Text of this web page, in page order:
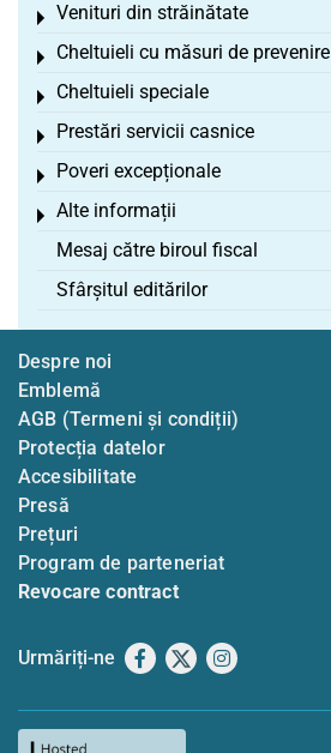
Venituri din străinătate
Toggle menu
Cheltuieli cu măsuri de prevenire
Toggle menu
Cheltuieli speciale
Toggle menu
Prestări servicii casnice
Toggle menu
Poveri excepționale
Toggle menu
Alte informații
Toggle menu
Mesaj către biroul fiscal
Sfârșitul editărilor
Despre noi
Emblemă
AGB (Termeni și condiții)
Protecția datelor
Accesibilitate
Presă
Prețuri
Program de parteneriat
Revocare contract
Urmăriți-ne Facebook
X Instagram